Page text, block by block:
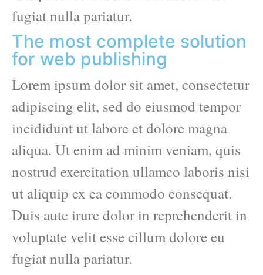
fugiat nulla pariatur.
The most complete solution
for web publishing
Lorem ipsum dolor sit amet, consectetur
adipiscing elit, sed do eiusmod tempor
incididunt ut labore et dolore magna
aliqua. Ut enim ad minim veniam, quis
nostrud exercitation ullamco laboris nisi
ut aliquip ex ea commodo consequat.
Duis aute irure dolor in reprehenderit in
voluptate velit esse cillum dolore eu
fugiat nulla pariatur.